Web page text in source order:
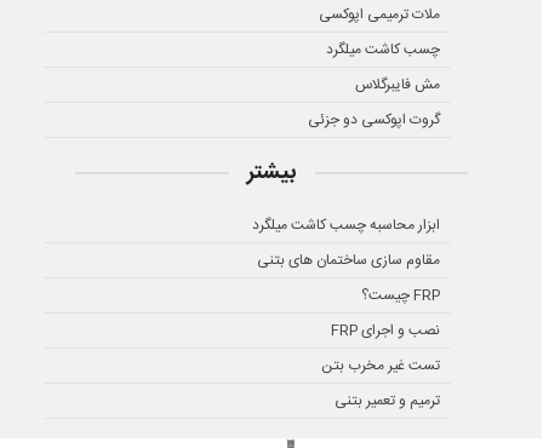
ملات ترمیمی اپوکسی
چسب کاشت میلگرد
مش فایبرگلاس
گروت اپوکسی دو جزئی
بیشتر
ابزار محاسبه چسب کاشت میلگرد
مقاوم سازی ساختمان های بتنی
FRP چیست؟
نصب و اجرای FRP
تست غیر مخرب بتن
ترمیم و تعمیر بتنی